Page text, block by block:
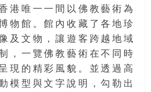
港唯一一間以佛教藝術為
物館。館內收藏了各地珍
及文物，讓遊客跨越地域
，一覽佛教藝術在不同時
現的精彩風貌。並透過高
模型與文字說明，勾勒出